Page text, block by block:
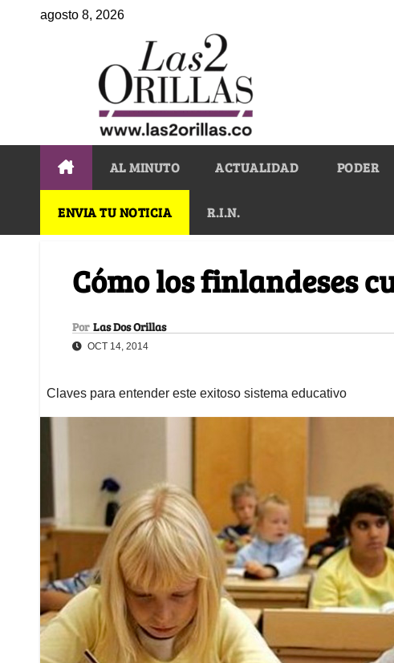
agosto 8, 2026
AL MINUTO ACTUALIDAD PODER
ENVIA TU NOTICIA R.I.N.
Cómo los finlandeses
Por Las Dos Orillas
OCT 14, 2014
Claves para entender este exitoso sistema educativo